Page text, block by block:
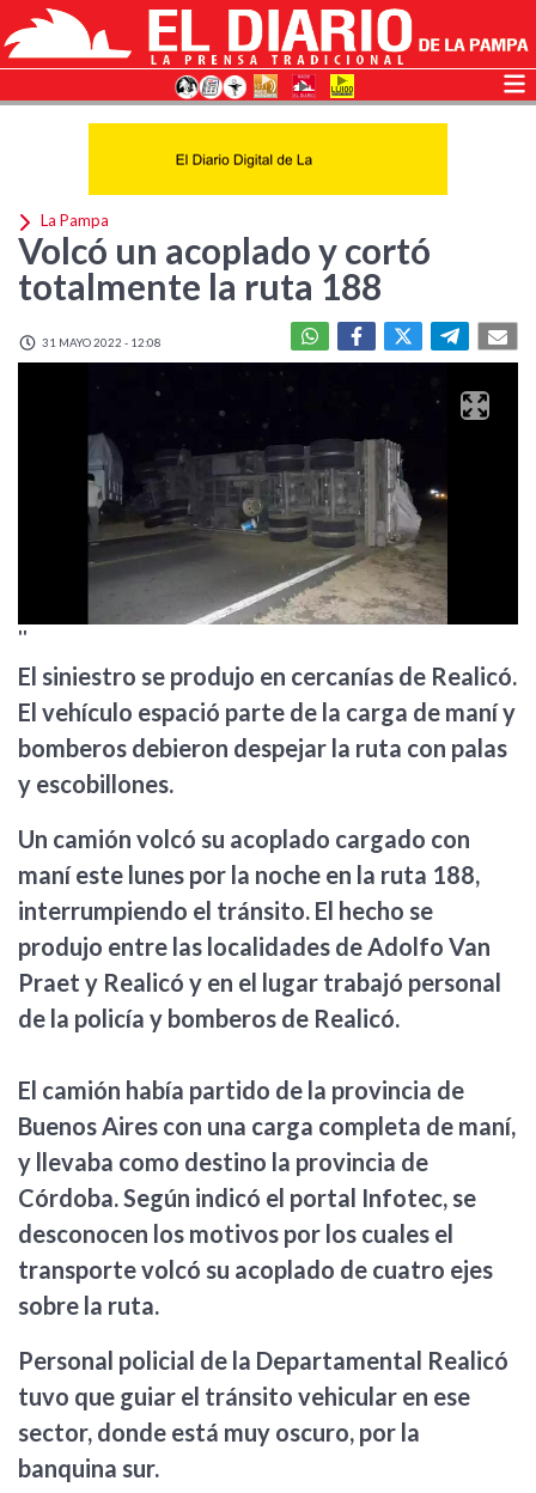
La Pampa
Volcó un acoplado y cortó
totalmente la ruta 188
31 MAYO 2022 - 12:08
''
El siniestro se produjo en cercanías de Realicó.
El vehículo espació parte de la carga de maní y
bomberos debieron despejar la ruta con palas
y escobillones.
Un camión volcó su acoplado cargado con
maní este lunes por la noche en la ruta 188,
interrumpiendo el tránsito. El hecho se
produjo entre las localidades de Adolfo Van
Praet y Realicó y en el lugar trabajó personal
de la policía y bomberos de Realicó.
El camión había partido de la provincia de
Buenos Aires con una carga completa de maní,
y llevaba como destino la provincia de
Córdoba. Según indicó el portal Infotec, se
desconocen los motivos por los cuales el
transporte volcó su acoplado de cuatro ejes
sobre la ruta.
Personal policial de la Departamental Realicó
tuvo que guiar el tránsito vehicular en ese
sector, donde está muy oscuro, por la
banquina sur.